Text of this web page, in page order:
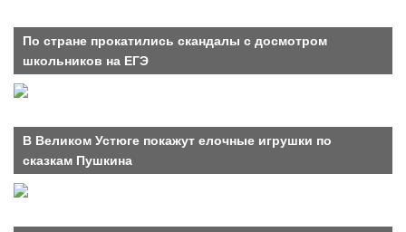
По стране прокатились скандалы с досмотром
школьников на ЕГЭ
В Великом Устюге покажут елочные игрушки по
сказкам Пушкина